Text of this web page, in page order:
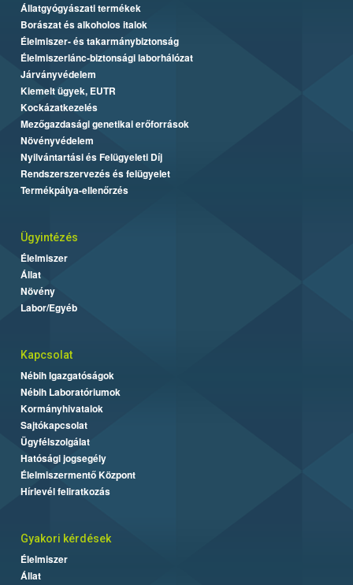
Állatgyógyászati termékek
Borászat és alkoholos italok
Élelmiszer- és takarmánybiztonság
Élelmiszerlánc-biztonsági laborhálózat
Járványvédelem
Kiemelt ügyek, EUTR
Kockázatkezelés
Mezőgazdasági genetikai erőforrások
Növényvédelem
Nyilvántartási és Felügyeleti Díj
Rendszerszervezés és felügyelet
Termékpálya-ellenőrzés
Ügyintézés
Élelmiszer
Állat
Növény
Labor/Egyéb
Kapcsolat
Nébih Igazgatóságok
Nébih Laboratóriumok
Kormányhivatalok
Sajtókapcsolat
Ügyfélszolgálat
Hatósági jogsegély
Élelmiszermentő Központ
Hírlevél feliratkozás
Gyakori kérdések
Élelmiszer
Állat